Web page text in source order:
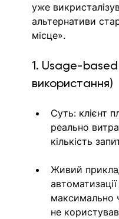
уже
альтернативи
місце».
1. Usage-based
використання)
Суть: клієнт
реально
кількість
Живий
максимально
не